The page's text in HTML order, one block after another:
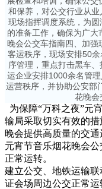
为保障“万科之夜”元
输局采取切实有效的
晚会提供高质量的交通
元宵节音乐烟花晚会
正常运转。
建立公交、地铁运输
证会场周边公交正常